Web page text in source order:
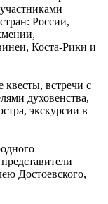
России,
Коста-Рики и
квесты, встречи с
духовенства,
экскурсии в
Достоевского,